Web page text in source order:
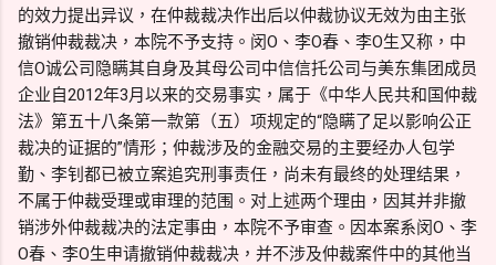
的效力提出异议，在仲裁裁决作出后以仲裁协议无效为由主张
撤销仲裁裁决，本院不予支持。闵O、李O春、李O生又称，中
信O诚公司隐瞒其自身及其母公司中信信托公司与美东集团成员
企业自2012年3月以来的交易事实，属于《中华人民共和国仲裁
法》第五十八条第一款第（五）项规定的“隐瞒了足以影响公正
裁决的证据的”情形；仲裁涉及的金融交易的主要经办人包学
勤、李钊都已被立案追究刑事责任，尚未有最终的处理结果，
不属于仲裁受理或审理的范围。对上述两个理由，因其并非撤
销涉外仲裁裁决的法定事由，本院不予审查。因本案系闵O、李
O春、李O生申请撤销仲裁裁决，并不涉及仲裁案件中的其他当